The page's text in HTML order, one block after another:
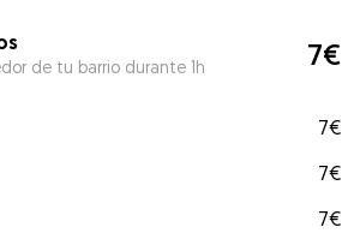
de tu barrio durante 1h 7€
7€
7€
7€